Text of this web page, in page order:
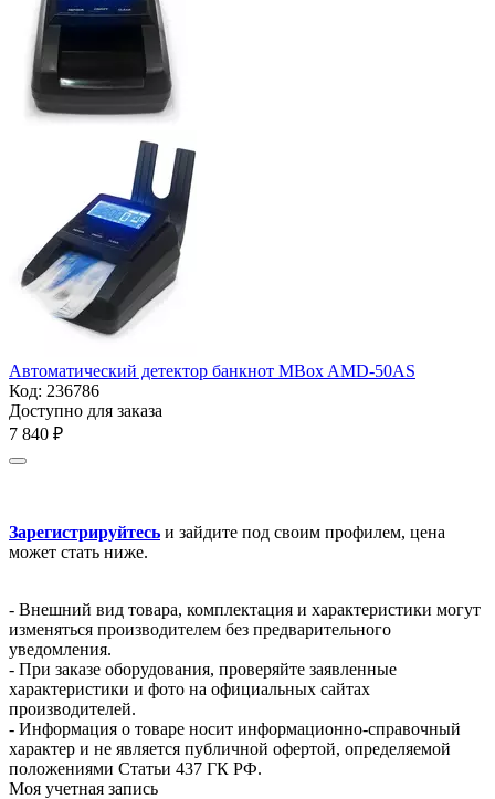
Автоматический детектор банкнот MBox AMD-50AS
Код: 236786
Доступно для заказа
7 840 ₽
Зарегистрируйтесь и зайдите под своим профилем, цена
может стать ниже.
- Внешний вид товара, комплектация и характеристики могут
изменяться производителем без предварительного
уведомления.
- При заказе оборудования, проверяйте заявленные
характеристики и фото на официальных сайтах
производителей.
- Информация о товаре носит информационно-справочный
характер и не является публичной офертой, определяемой
положениями Статьи 437 ГК РФ.
Моя учетная запись